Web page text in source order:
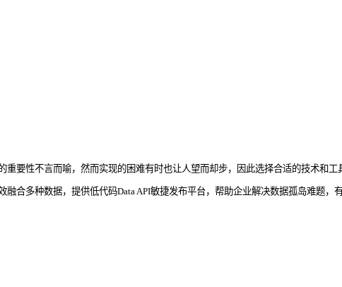
重要性不言而喻，然而实现的困难有时也让人望而却步，因此选择合适的技术和
合多种数据，提供低代码Data API敏捷发布平台，帮助企业解决数据孤岛难题，